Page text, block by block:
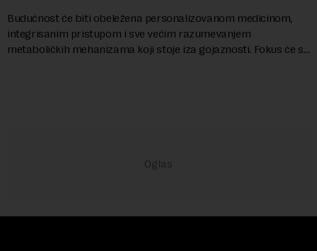
Budućnost će biti obeležena personalizovanom medicinom,
integrisanim pristupom i sve većim razumevanjem
metaboličkih mehanizama koji stoje iza gojaznosti. Fokus će se